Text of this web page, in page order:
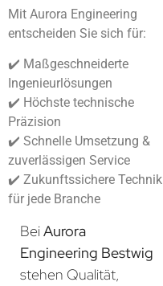
Mit Aurora Engineering
entscheiden Sie sich für:
✔️ Maßgeschneiderte
Ingenieurlösungen
✔️ Höchste technische
Präzision
✔️ Schnelle Umsetzung &
zuverlässigen Service
✔️ Zukunftssichere Technik
für jede Branche
BeiAurora
Engineering Bestwig
stehen Qualität,